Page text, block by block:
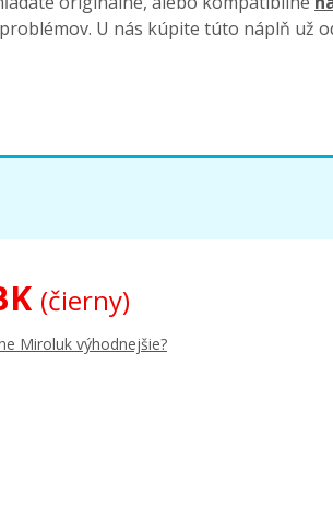
U nás kúpite túto náplň už
(čierny)
Miroluk výhodnejšie?